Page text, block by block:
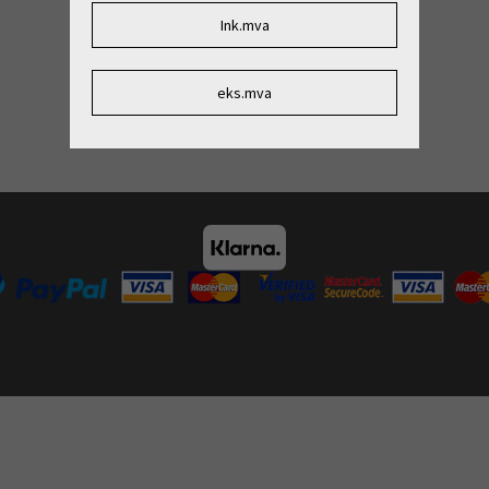
Ink.mva
eks.mva